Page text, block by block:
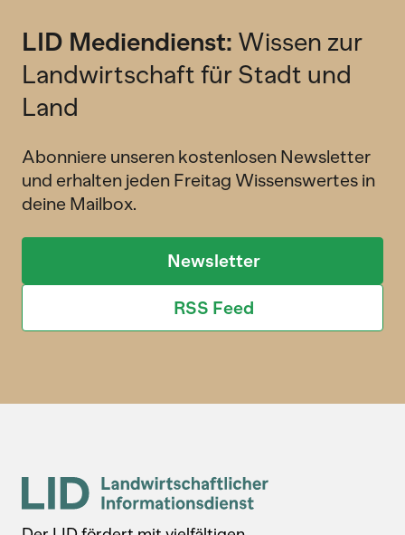
LID Mediendienst: Wissen zur
Landwirtschaft für Stadt und
Land
Abonniere unseren kostenlosen Newsletter
und erhalten jeden Freitag Wissenswertes in
deine Mailbox.
Newsletter
RSS Feed